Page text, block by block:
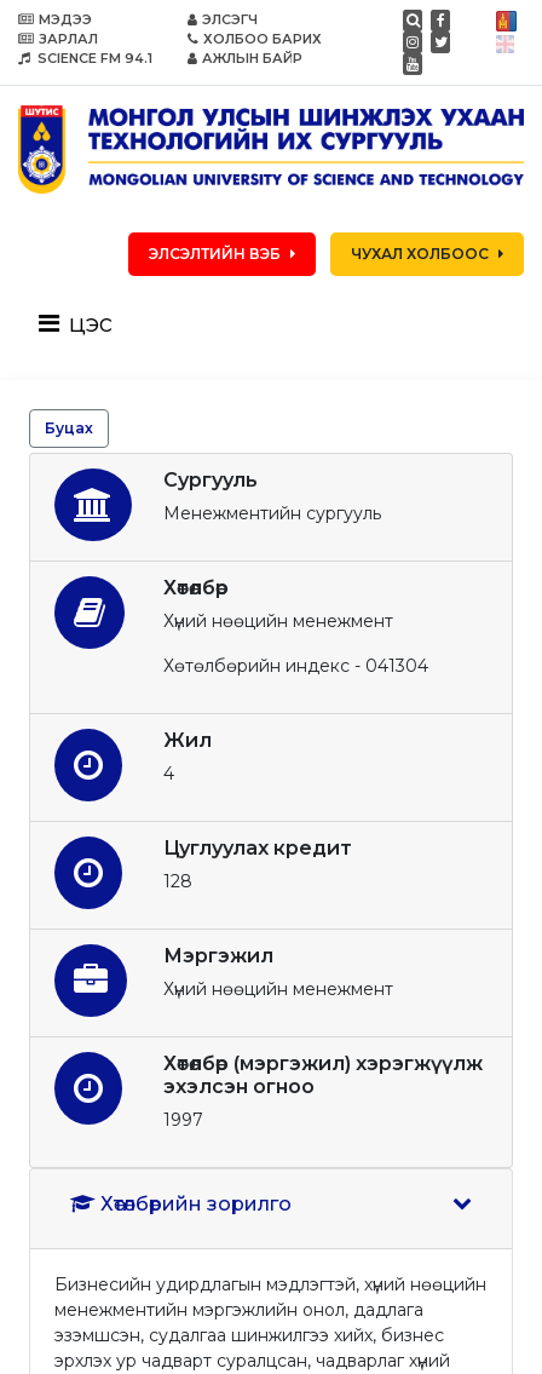
МЭДЭЭ
ЗАРЛАЛ
SCIENCE FM 94.1
ЭЛСЭГЧ
ХОЛБОО БАРИХ
АЖЛЫН БАЙР
ЭЛСЭЛТИЙН ВЭБ ЧУХАЛ ХОЛБООС
цэс
Буцах
Сургууль
Менежментийн сургууль
Хөтөлбөр
Хүний нөөцийн менежмент
Хөтөлбөрийн индекс - 041304
Жил
4
Цуглуулах кредит
128
Мэргэжил
Хүний нөөцийн менежмент
Хөтөлбөр (мэргэжил) хэрэгжүүлж
эхэлсэн огноо
1997
Хөтөлбөрийн зорилго
Бизнесийн удирдлагын мэдлэгтэй, хүний нөөцийн
менежментийн мэргэжлийн онол, дадлага
эзэмшсэн, судалгаа шинжилгээ хийх, бизнес
эрхлэх ур чадварт суралцсан, чадварлаг хүний